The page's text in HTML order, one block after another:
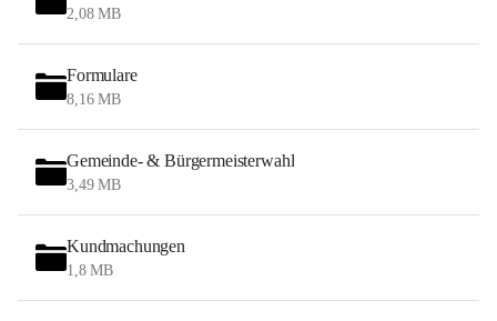
2,08 MB
Formulare
8,16 MB
Gemeinde- & Bürgermeisterwahl
3,49 MB
Kundmachungen
1,8 MB